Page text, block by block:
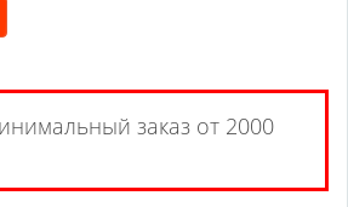
заказ от 2000